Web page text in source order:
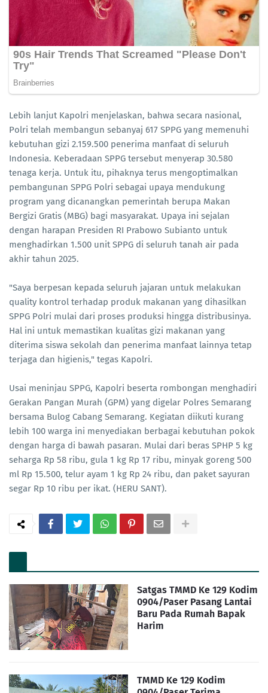
Lebih lanjut Kapolri menjelaskan, bahwa secara nasional,
Polri telah membangun sebanyaj 617 SPPG yang memenuhi
kebutuhan gizi 2.159.500 penerima manfaat di seluruh
Indonesia. Keberadaan SPPG tersebut menyerap 30.580
tenaga kerja. Untuk itu, pihaknya terus mengoptimalkan
pembangunan SPPG Polri sebagai upaya mendukung
program yang dicanangkan pemerintah berupa Makan
Bergizi Gratis (MBG) bagi masyarakat. Upaya ini sejalan
dengan harapan Presiden RI Prabowo Subianto untuk
menghadirkan 1.500 unit SPPG di seluruh tanah air pada
akhir tahun 2025.
"Saya berpesan kepada seluruh jajaran untuk melakukan
quality kontrol terhadap produk makanan yang dihasilkan
SPPG Polri mulai dari proses produksi hingga distribusinya.
Hal ini untuk memastikan kualitas gizi makanan yang
diterima siswa sekolah dan penerima manfaat lainnya tetap
terjaga dan higienis," tegas Kapolri.
Usai meninjau SPPG, Kapolri beserta rombongan menghadiri
Gerakan Pangan Murah (GPM) yang digelar Polres Semarang
bersama Bulog Cabang Semarang. Kegiatan diikuti kurang
lebih 100 warga ini menyediakan berbagai kebutuhan pokok
dengan harga di bawah pasaran. Mulai dari beras SPHP 5 kg
seharga Rp 58 ribu, gula 1 kg Rp 17 ribu, minyak goreng 500
ml Rp 15.500, telur ayam 1 kg Rp 24 ribu, dan paket sayuran
segar Rp 10 ribu per ikat. (HERU SANT).
Satgas TMMD Ke 129 Kodim
0904/Paser Pasang Lantai
Baru Pada Rumah Bapak
Harim
TMMD Ke 129 Kodim